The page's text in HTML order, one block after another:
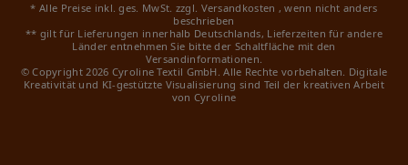
* Alle Preise inkl. ges. MwSt. zzgl. Versandkosten , wenn nicht anders
beschrieben
** gilt für Lieferungen innerhalb Deutschlands, Lieferzeiten für andere
Länder entnehmen Sie bitte der Schaltfläche mit den
Versandinformationen.
© Copyright 2026 Cyroline Textil GmbH. Alle Rechte vorbehalten. Digitale
Kreativität und KI-gestützte Visualisierung sind Teil der kreativen Arbeit
von Cyroline